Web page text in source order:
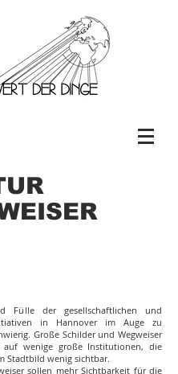
Fülle der gesellschaftlichen und
in Hannover im Auge zu
Große Schilder und Wegweiser
auf wenige große Institutionen, die
Stadtbild wenig sichtbar.
sollen mehr Sichtbarkeit für die